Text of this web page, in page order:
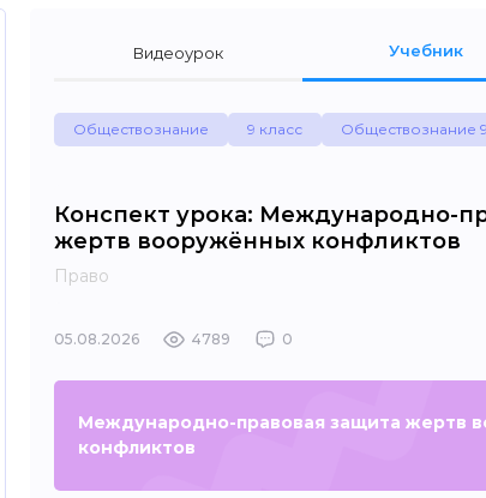
Видеоурок Учебник
Обществознание 9 класс Обществознание
Конспект урока: Международно-
жертв вооружённых конфликтов
Право
05.08.2026 4789 0
Международно-правовая защита жертв
конфликтов